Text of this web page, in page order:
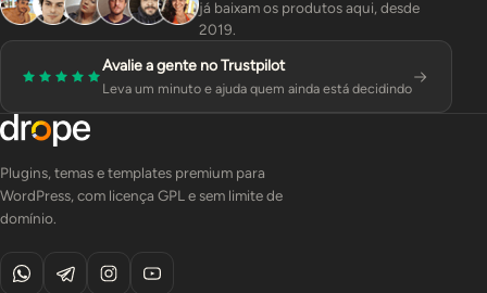
já baixam os produtos aqui, desde
2019.
Avalie a gente no Trustpilot
Leva um minuto e ajuda quem ainda está decidindo
Plugins, temas e templates premium para
WordPress, com licença GPL e sem limite de
domínio.